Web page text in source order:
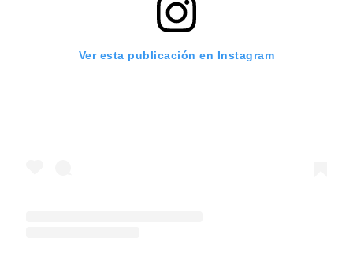
Ver esta publicación en Instagram